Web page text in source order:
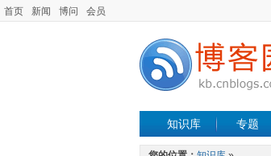
首页 新闻 博问 会员
知识库 专题